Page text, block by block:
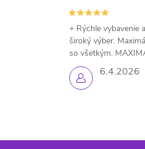
6.4.2026
+ Rýchle vybavenie
široký výber.
so všetkým.